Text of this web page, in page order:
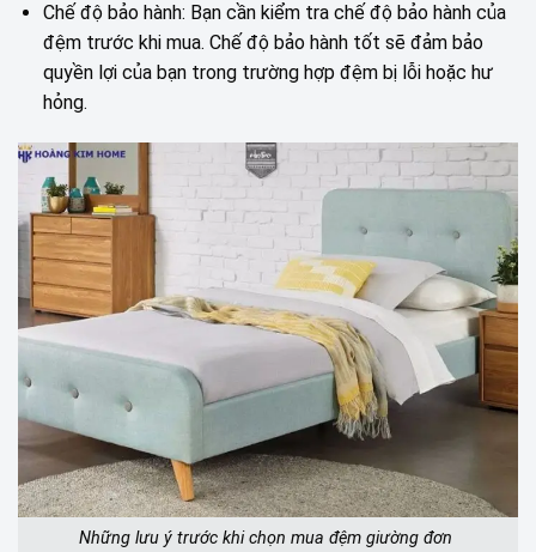
Chế độ bảo hành: Bạn cần kiểm tra chế độ bảo hành của
đệm trước khi mua. Chế độ bảo hành tốt sẽ đảm bảo
quyền lợi của bạn trong trường hợp đệm bị lỗi hoặc hư
hỏng.
Những lưu ý trước khi chọn mua đệm giường đơn